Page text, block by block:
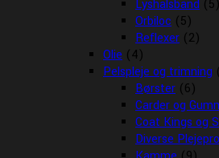
Lyshalsbånd (5)
Orbiloc (5)
Reflexer (2)
Olie (4)
Pelspleje og trimning
Børster (6)
Carder og
Coat Kings og
Diverse